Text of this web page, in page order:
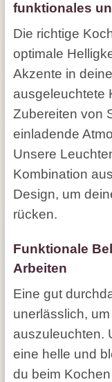
funktionales
Die richtige
optimale
Akzente in
ausgeleuchtete
Zubereiten von
einladende
Unsere
Kombination
Design, um
rücken.
Funktionale
Arbeiten
Eine gut
unerlässlich,
auszuleuchten.
eine helle und
du beim